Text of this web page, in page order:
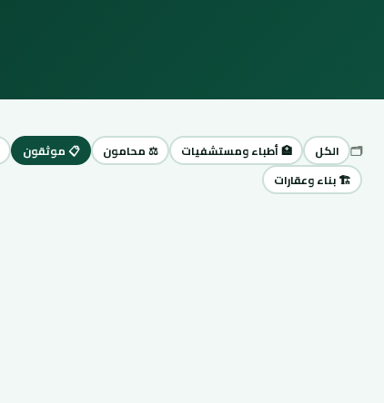
🗂️ الكل 🏥 أطباء ومستشفيات ⚖️ محامون 📋 موثقون
🏗️ بناء وعقارات